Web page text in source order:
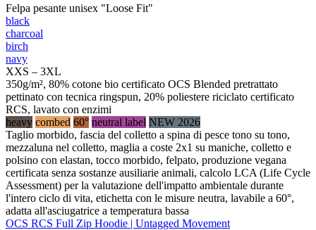
Felpa pesante unisex "Loose Fit"
black
charcoal
birch
navy
XXS – 3XL
350g/m², 80% cotone bio certificato OCS Blended pretrattato
pettinato con tecnica ringspun, 20% poliestere riciclato certificato
RCS, lavato con enzimi
heavy combed 60° neutral label NEW 2026
Taglio morbido, fascia del colletto a spina di pesce tono su tono,
mezzaluna nel colletto, maglia a coste 2x1 su maniche, colletto e
polsino con elastan, tocco morbido, felpato, produzione vegana
certificata senza sostanze ausiliarie animali, calcolo LCA (Life Cycle
Assessment) per la valutazione dell'impatto ambientale durante
l'intero ciclo di vita, etichetta con le misure neutra, lavabile a 60°,
adatta all'asciugatrice a temperatura bassa
OCS RCS Full Zip Hoodie | Untagged Movement